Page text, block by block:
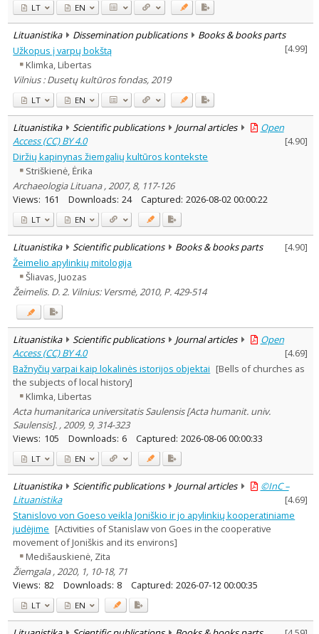
LT EN
Lituanistika Dissemination publications
Books & books parts
[4.99]
Užkopus į varpų bokštą
Klimka, Libertas
Vilnius : Dusetų kultūros fondas, 2019
LT EN
Lituanistika Scientific publications Journal articles
Open
Access (CC) BY 4.0
[4.90]
Diržių kapinynas žiemgalių kultūros kontekste
Striškienė, Ėrika
Archaeologia Lituana , 2007, 8, 117-126
Views: 161 Downloads: 24 Captured: 2026-08-02 00:00:22
LT EN
Lituanistika Scientific publications Books & books parts [4.90]
Žeimelio apylinkių mitologija
Šliavas, Juozas
Žeimelis. D. 2. Vilnius: Versmė, 2010, P. 429-514
Lituanistika Scientific publications Journal articles
Open
Access (CC) BY 4.0
[4.69]
Bažnyčių varpai kaip lokalinės istorijos objektai [Bells of churches as
the subjects of local history]
Klimka, Libertas
Acta humanitarica universitatis Saulensis [Acta humanit. univ.
Saulensis]. , 2009, 9, 314-323
Views: 105 Downloads: 6 Captured: 2026-08-06 00:00:33
LT EN
Lituanistika Scientific publications Journal articles
©InC –
Lituanistika
[4.69]
Stanislovo von Goeso veikla Joniškio ir jo apylinkių kooperatiniame
judėjime [Activities of Stanislaw von Goes in the cooperative
movement of Joniškis and its environs]
Medišauskienė, Zita
Žiemgala , 2020, 1, 10-18, 71
Views: 82 Downloads: 8 Captured: 2026-07-12 00:00:35
LT EN